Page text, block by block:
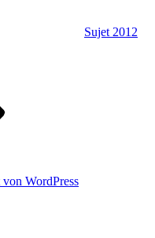
Sujet 2012
WordPress